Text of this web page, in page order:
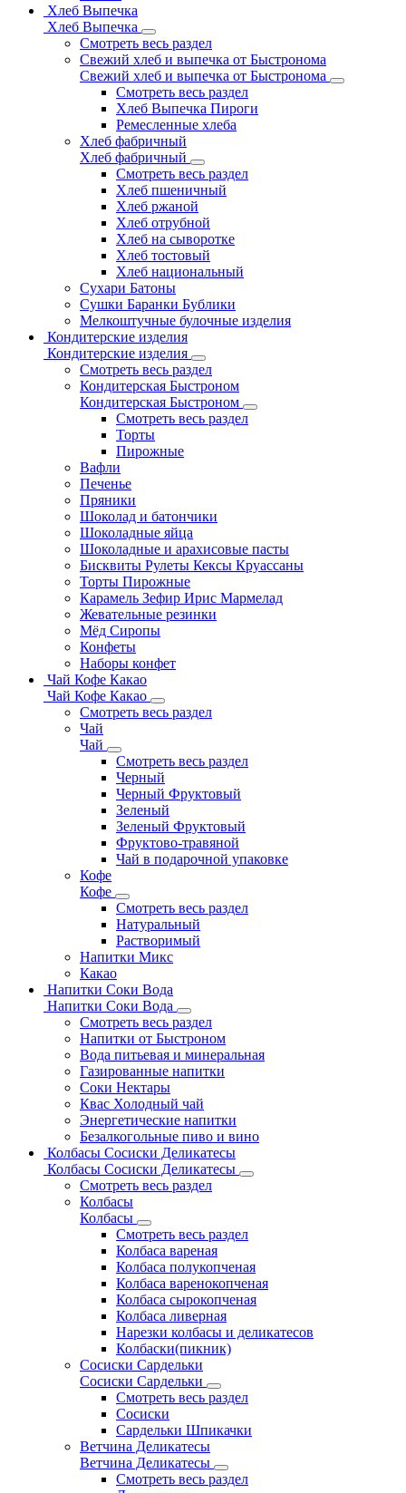
Хлеб Выпечка
Хлеб Выпечка
Смотреть весь раздел
Свежий хлеб и выпечка от Быстронома
Свежий хлеб и выпечка от Быстронома
Смотреть весь раздел
Хлеб Выпечка Пироги
Ремесленные хлеба
Хлеб фабричный
Хлеб фабричный
Смотреть весь раздел
Хлеб пшеничный
Хлеб ржаной
Хлеб отрубной
Хлеб на сыворотке
Хлеб тостовый
Хлеб национальный
Сухари Батоны
Сушки Баранки Бублики
Мелкоштучные булочные изделия
Кондитерские изделия
Кондитерские изделия
Смотреть весь раздел
Кондитерская Быстроном
Кондитерская Быстроном
Смотреть весь раздел
Торты
Пирожные
Вафли
Печенье
Пряники
Шоколад и батончики
Шоколадные яйца
Шоколадные и арахисовые пасты
Бисквиты Рулеты Кексы Круассаны
Торты Пирожные
Карамель Зефир Ирис Мармелад
Жевательные резинки
Мёд Сиропы
Конфеты
Наборы конфет
Чай Кофе Какао
Чай Кофе Какао
Смотреть весь раздел
Чай
Чай
Смотреть весь раздел
Черный
Черный Фруктовый
Зеленый
Зеленый Фруктовый
Фруктово-травяной
Чай в подарочной упаковке
Кофе
Кофе
Смотреть весь раздел
Натуральный
Растворимый
Напитки Микс
Какао
Напитки Соки Вода
Напитки Соки Вода
Смотреть весь раздел
Напитки от Быстроном
Вода питьевая и минеральная
Газированные напитки
Соки Нектары
Квас Холодный чай
Энергетические напитки
Безалкогольные пиво и вино
Колбасы Сосиски Деликатесы
Колбасы Сосиски Деликатесы
Смотреть весь раздел
Колбасы
Колбасы
Смотреть весь раздел
Колбаса вареная
Колбаса полукопченая
Колбаса варенокопченая
Колбаса сырокопченая
Колбаса ливерная
Нарезки колбасы и деликатесов
Колбаски(пикник)
Сосиски Сардельки
Сосиски Сардельки
Смотреть весь раздел
Сосиски
Сардельки Шпикачки
Ветчина Деликатесы
Ветчина Деликатесы
Смотреть весь раздел